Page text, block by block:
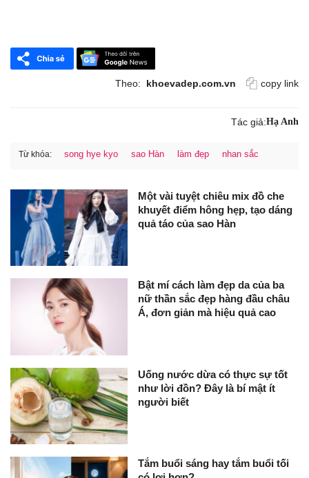
Theo: khoevadep.com.vn copy link
Tác giả:Hạ Anh
Từ khóa: song hye kyo sao Hàn làm đẹp nhan sắc
Một vài tuyệt chiêu mix đồ che
khuyết điểm hông hẹp, tạo dáng
quả táo của sao Hàn
Bật mí cách làm đẹp da của ba
nữ thần sắc đẹp hàng đầu châu
Á, đơn giản mà hiệu quả cao
Uống nước dừa có thực sự tốt
như lời đồn? Đây là bí mật ít
người biết
Tắm buổi sáng hay tắm buổi tối